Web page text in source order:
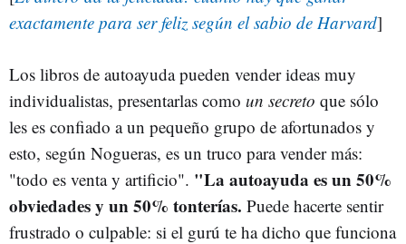
exactamente para ser feliz según el sabio de Harvard]
Los libros de autoayuda pueden vender ideas muy
individualistas, presentarlas como un secreto que sólo
les es confiado a un pequeño grupo de afortunados y
esto, según Nogueras, es un truco para vender más:
"todo es venta y artificio". "La autoayuda es un 50%
obviedades y un 50% tonterías. Puede hacerte sentir
frustrado o culpable: si el gurú te ha dicho que funciona